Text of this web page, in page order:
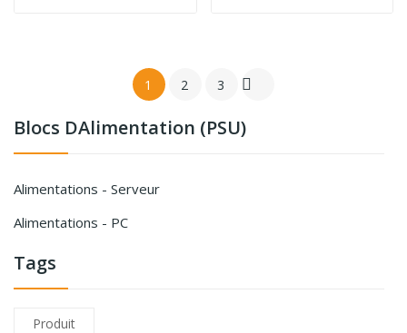
Blocs Dalimentation (PSU)
Alimentations - Serveur
Alimentations - PC
Tags
Produit
1 2 3 